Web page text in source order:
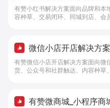
化工具 - 做生意, 找有
有赞小红书解决方案面向品牌和本
容种草、交易闭环、同城到店、会
微信小店开店解决方
经营 - 做生意, 找有赞
有赞微信小店开店解决方案面向微
货、公众号和社群触达、内容种草
有赞微商城_小程序商